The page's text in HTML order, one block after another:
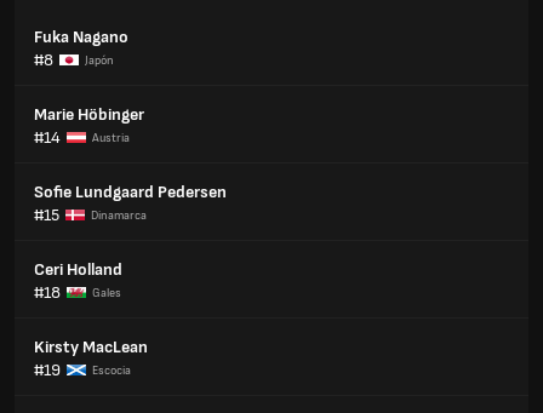
Fuka Nagano
#8
Japón
Marie Höbinger
#14
Austria
Sofie Lundgaard Pedersen
#15
Dinamarca
Ceri Holland
#18
Gales
Kirsty MacLean
#19
Escocia